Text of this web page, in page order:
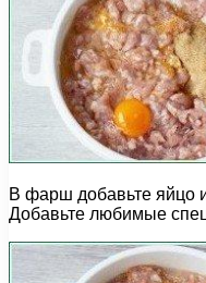
В фарш добавьте яйцо
Добавьте любимые